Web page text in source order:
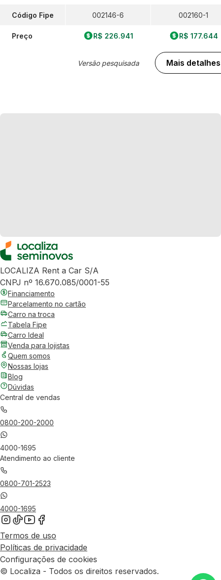
Código Fipe
Preço
002146-6
R$ 226.941
Versão pesquisada
002160-1
R$ 177.644
Mais detalhes
LOCALIZA Rent a Car S/A
CNPJ nº 16.670.085/0001-55
Financiamento
Parcelamento no cartão
Carro na troca
Tabela Fipe
Carro Ideal
Venda para lojistas
Quem somos
Nossas lojas
Blog
Dúvidas
Central de vendas
0800-200-2000
4000-1695
Atendimento ao cliente
0800-701-2523
4000-1695
Termos de uso
Políticas de privacidade
Configurações de cookies
© Localiza - Todos os direitos reservados.